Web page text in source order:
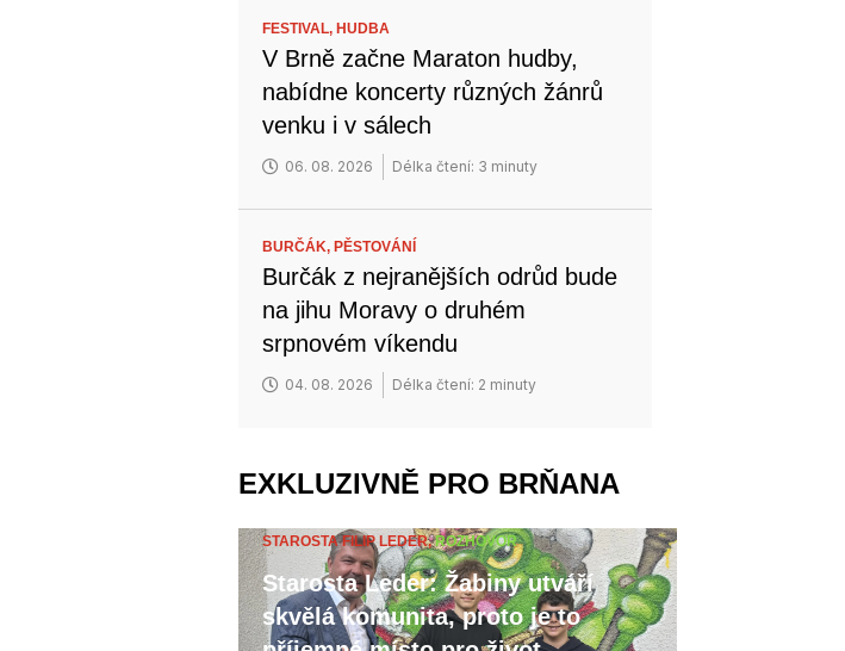
FESTIVAL, HUDBA
V Brně začne Maraton hudby,
nabídne koncerty různých žánrů
venku i v sálech
06. 08. 2026 Délka čtení: 3 minuty
BURČÁK,PĚSTOVÁNÍ
Burčák z nejranějších odrůd bude
na jihu Moravy o druhém
srpnovém víkendu
04. 08. 2026 Délka čtení: 2 minuty
EXKLUZIVNĚ PRO BRŇANA
STAROSTA FILIP LEDER,ROZHOVOR
Starosta Leder: Žabiny utváří
skvělá komunita, proto je to